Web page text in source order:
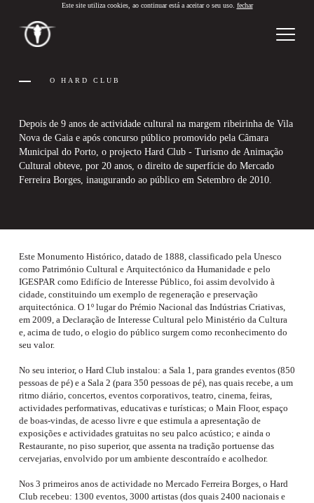
Este site utiliza cookies, ao continuar está a aceitar o seu uso. fechar
O HARD CLUB
Depois de 9 anos de actividade cultural na margem ribeirinha de Vila
Nova de Gaia e após concurso público promovido pela Câmara
Municipal do Porto, o projecto Hard Club - Turismo de Animação
Cultural obteve, por 20 anos, o direito de superfície do Mercado
Ferreira Borges, inaugurando ao público em Setembro de 2010.
Este Monumento Histórico, datado de 1888, classificado pela Unesco
como Património Cultural e Arquitectónico da Humanidade e pelo
IGESPAR como Edifício de Interesse Público, foi assim devolvido à
cidade, constituindo um exemplo de regeneração e preservação
arquitectónica. O 1º lugar do Prémio Nacional das Indústrias Criativas,
em 2009, a Declaração de Interesse Cultural pelo Ministério da Cultura
e, acima de tudo, o elogio do público surgem como reconhecimento do
seu valor.
No seu interior, o Hard Club instalou: a Sala 1, para grandes eventos (850
pessoas de pé) e a Sala 2 (para 350 pessoas de pé), nas quais recebe, a um
ritmo diário, concertos, eventos corporativos, teatro, cinema, feiras,
actividades performativas, educativas e turísticas; o Main Floor, espaço
de boas-vindas, de acesso livre e que estimula a apresentação de
exposições e actividades gratuitas no seu palco acústico; e ainda o
Restaurante, no piso superior, que assenta na tradição portuense das
cervejarias, envolvido por um ambiente descontraído e acolhedor.
Nos 3 primeiros anos de actividade no Mercado Ferreira Borges, o Hard
Club recebeu: 1300 eventos, 3000 artistas (dos quais 2400 nacionais e